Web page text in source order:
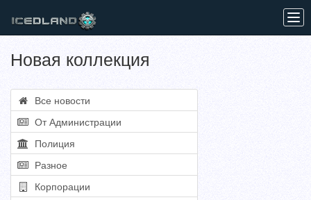
Новая коллекция
Все новости
От Администрации
Полиция
Разное
Корпорации